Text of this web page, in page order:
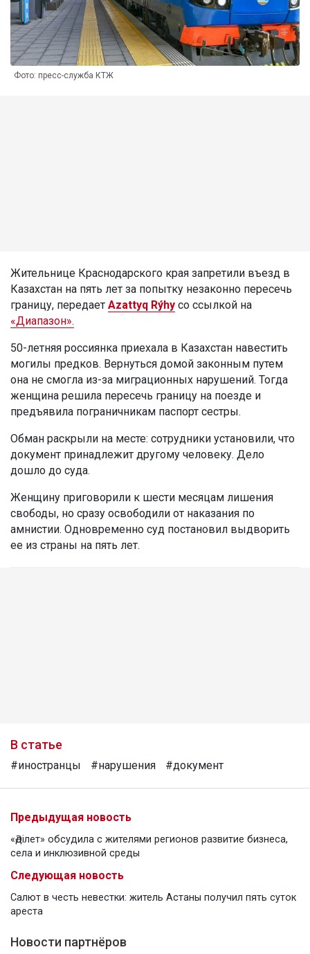
Фото: пресс-служба КТЖ
Жительнице Краснодарского края запретили въезд в
Казахстан на пять лет за попытку незаконно пересечь
границу, передает Azattyq Rýhy со ссылкой на
«Диапазон».
50-летняя россиянка приехала в Казахстан навестить
могилы предков. Вернуться домой законным путем
она не смогла из-за миграционных нарушений. Тогда
женщина решила пересечь границу на поезде и
предъявила пограничникам паспорт сестры.
Обман раскрыли на месте: сотрудники установили, что
документ принадлежит другому человеку. Дело
дошло до суда.
Женщину приговорили к шести месяцам лишения
свободы, но сразу освободили от наказания по
амнистии. Одновременно суд постановил выдворить
ее из страны на пять лет.
В статье
#иностранцы #нарушения #документ
Предыдущая новость
«Әділет» обсудила с жителями регионов развитие бизнеса,
села и инклюзивной среды
Следующая новость
Салют в честь невестки: житель Астаны получил пять суток
ареста